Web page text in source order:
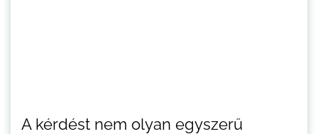
A kérdést nem olyan egyszerű